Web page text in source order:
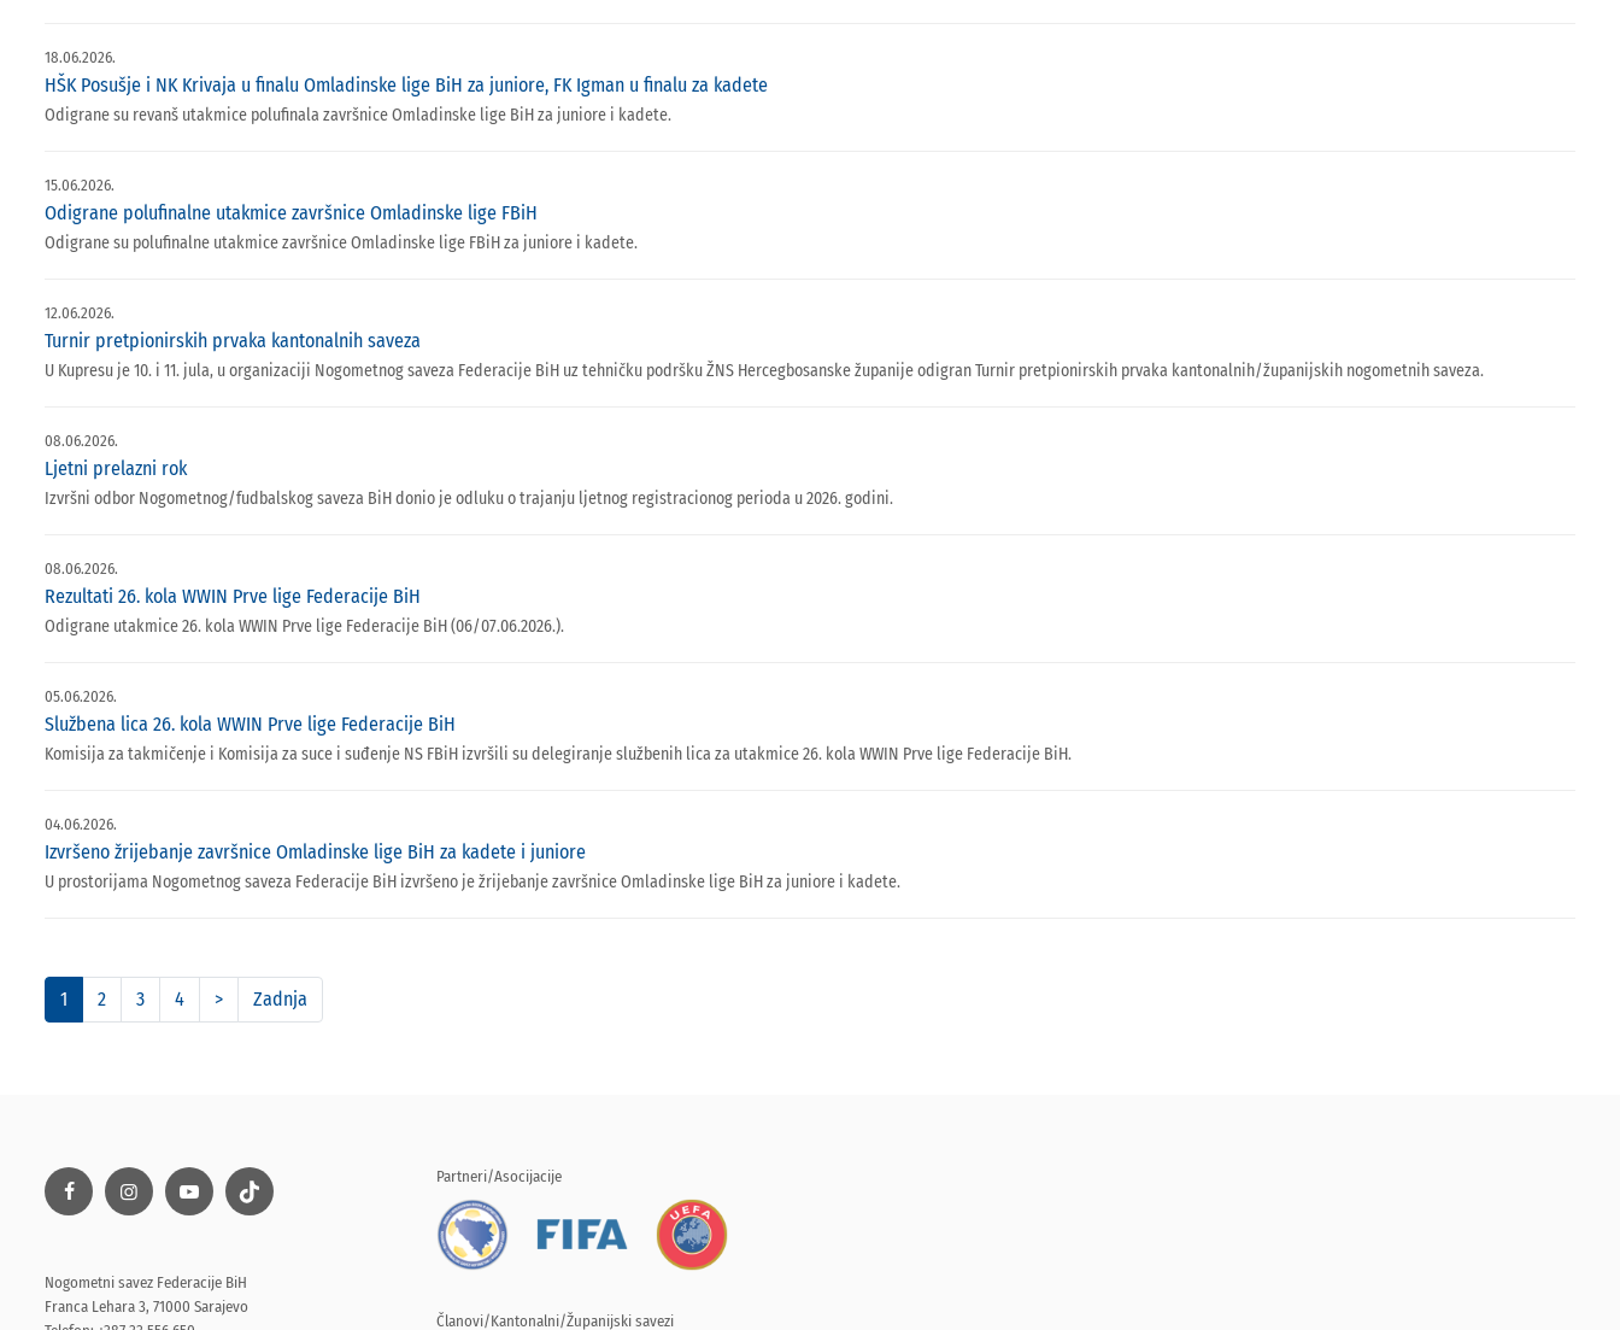
18.06.2026.
HŠK Posušje i NK Krivaja u finalu Omladinske lige BiH za juniore, FK Igman u finalu za kadete
Odigrane su revanš utakmice polufinala završnice Omladinske lige BiH za juniore i kadete.
15.06.2026.
Odigrane polufinalne utakmice završnice Omladinske lige FBiH
Odigrane su polufinalne utakmice završnice Omladinske lige FBiH za juniore i kadete.
12.06.2026.
Turnir pretpionirskih prvaka kantonalnih saveza
U Kupresu je 10. i 11. jula, u organizaciji Nogometnog saveza Federacije BiH uz tehničku podršku ŽNS Hercegbosanske županije odigran Turnir pretpionirskih prvaka kantonalnih/županijskih nogometnih saveza.
08.06.2026.
Ljetni prelazni rok
Izvršni odbor Nogometnog/fudbalskog saveza BiH donio je odluku o trajanju ljetnog registracionog perioda u 2026. godini.
08.06.2026.
Rezultati 26. kola WWIN Prve lige Federacije BiH
Odigrane utakmice 26. kola WWIN Prve lige Federacije BiH (06/07.06.2026.).
05.06.2026.
Službena lica 26. kola WWIN Prve lige Federacije BiH
Komisija za takmičenje i Komisija za suce i suđenje NS FBiH izvršili su delegiranje službenih lica za utakmice 26. kola WWIN Prve lige Federacije BiH.
04.06.2026.
Izvršeno žrijebanje završnice Omladinske lige BiH za kadete i juniore
U prostorijama Nogometnog saveza Federacije BiH izvršeno je žrijebanje završnice Omladinske lige BiH za juniore i kadete.
1 2 3 4 > Zadnja
Nogometni savez Federacije BiH
Franca Lehara 3, 71000 Sarajevo
Partneri/Asocijacije
Članovi/Kantonalni/Županijski savezi